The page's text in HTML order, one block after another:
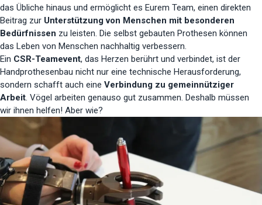
das Übliche hinaus und ermöglicht es Eurem Team, einen direkten
Beitrag zur Unterstützung von Menschen mit besonderen
Bedürfnissen zu leisten. Die selbst gebauten Prothesen können
das Leben von Menschen nachhaltig verbessern.
Ein CSR-Teamevent, das Herzen berührt und verbindet, ist der
Handprothesenbau nicht nur eine technische Herausforderung,
sondern schafft auch eine Verbindung zu gemeinnütziger
Arbeit. Vögel arbeiten genauso gut zusammen. Deshalb müssen
wir ihnen helfen! Aber wie?